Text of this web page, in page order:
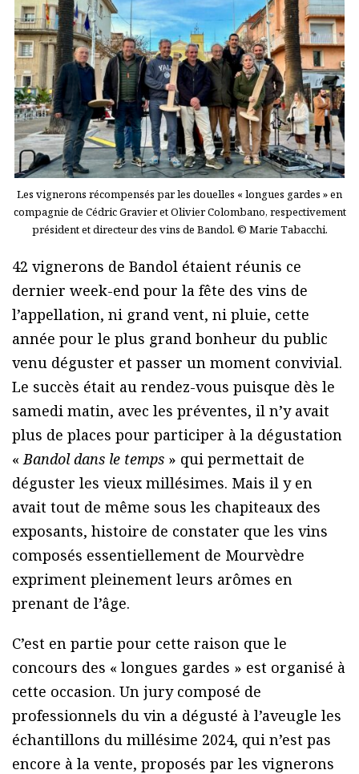
Les vignerons récompensés par les douelles « longues gardes » en
compagnie de Cédric Gravier et Olivier Colombano, respectivement
président et directeur des vins de Bandol. © Marie Tabacchi.
42 vignerons de Bandol étaient réunis ce
dernier week-end pour la fête des vins de
l’appellation, ni grand vent, ni pluie, cette
année pour le plus grand bonheur du public
venu déguster et passer un moment convivial.
Le succès était au rendez-vous puisque dès le
samedi matin, avec les préventes, il n’y avait
plus de places pour participer à la dégustation
« Bandol dans le temps » qui permettait de
déguster les vieux millésimes. Mais il y en
avait tout de même sous les chapiteaux des
exposants, histoire de constater que les vins
composés essentiellement de Mourvèdre
expriment pleinement leurs arômes en
prenant de l’âge.
C’est en partie pour cette raison que le
concours des « longues gardes » est organisé à
cette occasion. Un jury composé de
professionnels du vin a dégusté à l’aveugle les
échantillons du millésime 2024, qui n’est pas
encore à la vente, proposés par les vignerons